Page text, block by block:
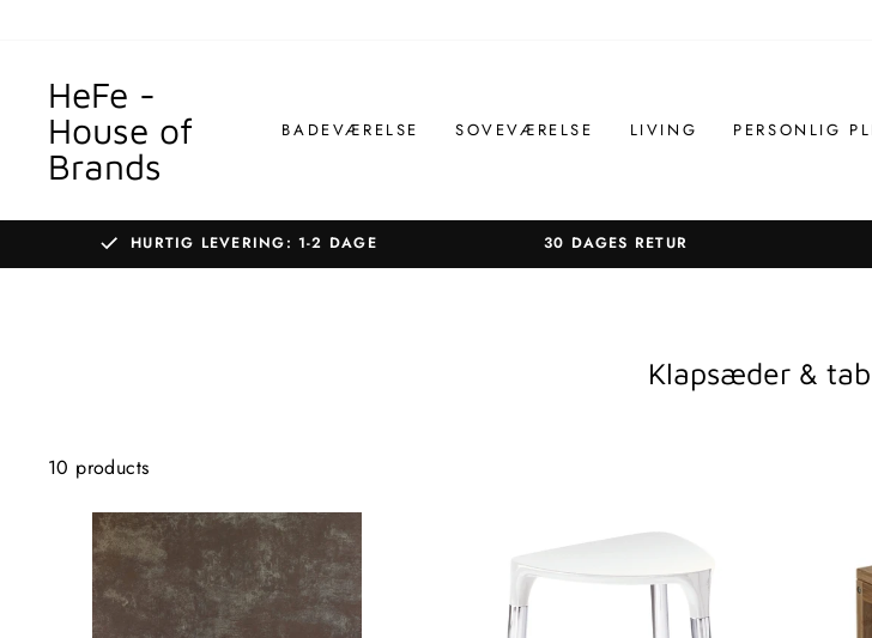
HeFe -
House of
Brands
BADEVÆRELSE SOVEVÆRELSE LIVING PERSONLIG
Sæt
pause
HURTIG LEVERING: 1-2 DAGE 30 DAGES RETUR
Klapsæder &
10 products